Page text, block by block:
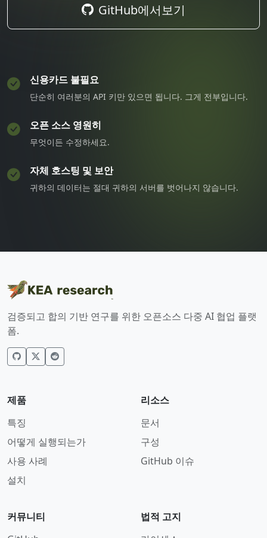
GitHub에서보기
신용카드 불필요
단순히 여러분의 API 키만 있으면 됩니다. 그게 전부입니다.
오픈 소스 영원히
무엇이든 수정하세요.
자체 호스팅 및 보안
귀하의 데이터는 절대 귀하의 서버를 벗어나지 않습니다.
검증되고 합의 기반 연구를 위한 오픈소스 다중 AI 협업 플랫
폼.
제품
특징
어떻게 실행되는가
사용 사례
설치
리소스
문서
구성
GitHub 이슈
커뮤니티
법적 고지